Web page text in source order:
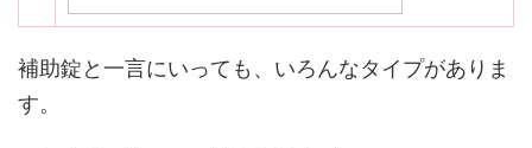
補助錠と一言にいっても、いろんなタイプがありま
す。